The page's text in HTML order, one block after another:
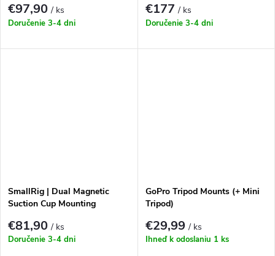
Cameras 4468
€97,90/ ks
Doručenie 3-4 dni
€177/ ks
Doručenie 3-4 dni
SmallRig | Dual Magnetic
Suction Cup Mounting
Cameras 4467
€81,90/ ks
Doručenie 3-4 dni
GoPro Tripod Mounts (+ Mini
Tripod)
€29,99/ ks
Ihneď k odoslaniu 1 ks